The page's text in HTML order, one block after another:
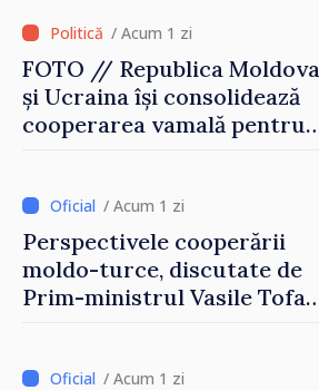
/ Acum 1 zi
FOTO // Republica Moldova
și Ucraina își consolidează
cooperarea vamală pentru
Reuniune la Moghiliov-
Podolsk
/ Acum 1 zi
Perspectivele cooperării
moldo-turce, discutate de
Prim-ministrul Vasile Tofan
/ Acum 1 zi